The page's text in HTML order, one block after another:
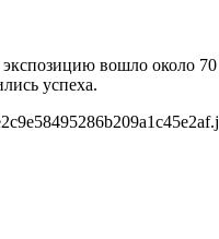
вошло около
успеха.